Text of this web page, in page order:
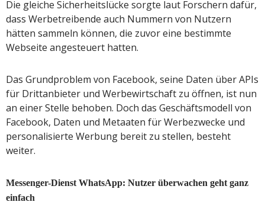
Die gleiche Sicherheitslücke sorgte laut Forschern dafür,
dass Werbetreibende auch Nummern von Nutzern
hätten sammeln können, die zuvor eine bestimmte
Webseite angesteuert hatten.
Das Grundproblem von Facebook, seine Daten über APIs
für Drittanbieter und Werbewirtschaft zu öffnen, ist nun
an einer Stelle behoben. Doch das Geschäftsmodell von
Facebook, Daten und Metaaten für Werbezwecke und
personalisierte Werbung bereit zu stellen, besteht
weiter.
Messenger-Dienst WhatsApp: Nutzer überwachen geht ganz
einfach